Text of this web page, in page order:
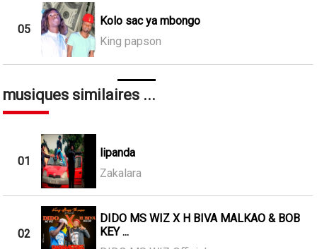
05
Kolo sac ya mbongo
King papson
musiques similaires ...
01
lipanda
Zakalara
02
DIDO MS WIZ X H BIVA MALKAO & BOB
KEY ...